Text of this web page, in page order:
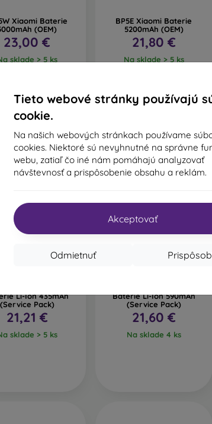
Tieto webové stránky používajú
cookie.
Na našich webových stránkach používame
cookies. Niektoré sú nevyhnutné na správne
webu, zatiaľ čo iné nám pomáhajú analyzovať
návštevnosť a prispôsobenie obsahu a reklám.
Akceptovať
Odmietnuť
Xiaomi Baterie
(OEM)
23,00 €
sklade > 5 ks
BP5E Xiaomi Baterie
5200mAh (OEM)
21,80 €
Na sklade > 5 ks
Li-Ion 435mAh
(Service Pack)
21,21 €
sklade > 5 ks
Baterie Li-Ion 590mAh
(Service Pack)
21,60 €
Na sklade 4 ks